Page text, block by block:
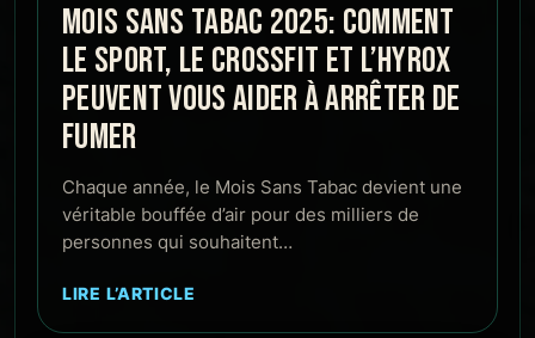
MOIS SANS TABAC 2025: COMMENT
LE SPORT, LE CROSSFIT ET L’HYROX
PEUVENT VOUS AIDER À ARRÊTER DE
FUMER
Chaque année, le Mois Sans Tabac devient une
véritable bouffée d’air pour des milliers de
personnes qui souhaitent…
LIRE L’ARTICLE